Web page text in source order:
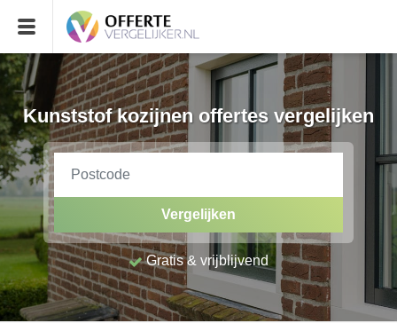
Kunststof kozijnen offertes vergelijken
Vergelijken
Gratis & vrijblijvend